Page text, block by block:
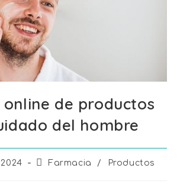
de productos
del hombre
Farmacia / Productos